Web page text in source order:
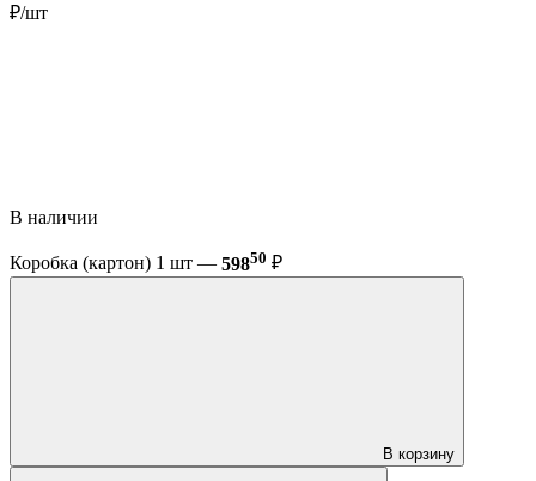
₽/шт
В наличии
Коробка (картон) 1 шт — 59850 ₽
В корзину